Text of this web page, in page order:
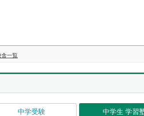
舎一覧
中学受験 中学生 学習